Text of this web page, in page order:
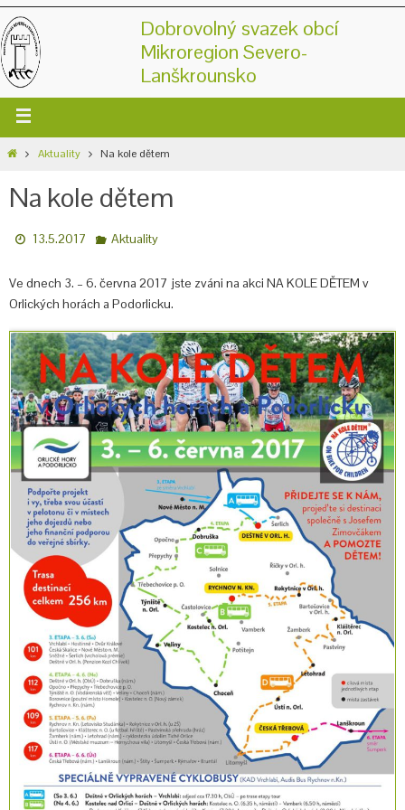
Dobrovolný svazek obcí
Mikroregion Severo-
Lanškrounsko
Aktuality Na kole dětem
Na kole dětem
13.5.2017 Aktuality
Ve dnech 3. – 6. června 2017 jste zváni na akci NA KOLE DĚTEM v
Orlických horách a Podorlicku.